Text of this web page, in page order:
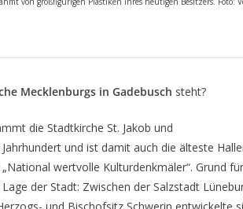
Mecklenburgs in Gadebusch steht?
die Stadtkirche St. Jakob und
und ist damit auch die älteste
wertvolle Kulturdenkmäler“. Grund
der Stadt: Zwischen der Salzstadt